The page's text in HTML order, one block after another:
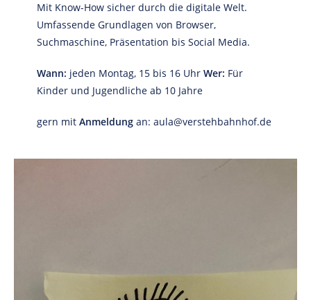
Mit Know-How sicher durch die digitale Welt.
Umfassende Grundlagen von Browser,
Suchmaschine, Präsentation bis Social Media.
Wann: jeden Montag, 15 bis 16 Uhr Wer: Für
Kinder und Jugendliche ab 10 Jahre
gern mit Anmeldungan: aula@verstehbahnhof.de